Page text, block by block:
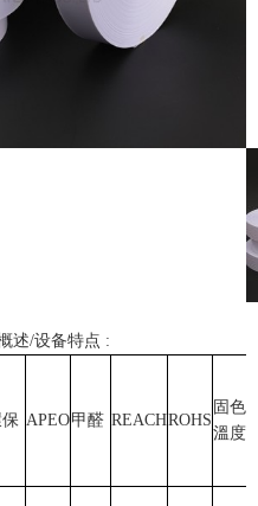
述/设备特点 :
APEO甲醛 REACHROHS
固色
溫度